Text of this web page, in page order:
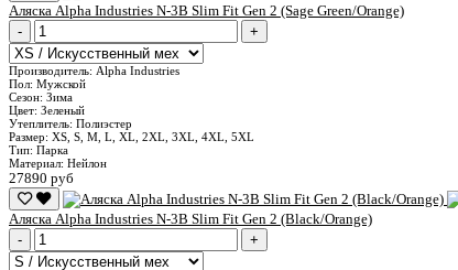
Аляска Alpha Industries N-3B Slim Fit Gen 2 (Sage Green/Orange)
-
+
Производитель: Alpha Industries
Пол: Мужской
Сезон: Зима
Цвет: Зеленый
Утеплитель: Полиэстер
Размер: XS, S, M, L, XL, 2XL, 3XL, 4XL, 5XL
Тип: Парка
Материал: Нейлон
27890 руб
Аляска Alpha Industries N-3B Slim Fit Gen 2 (Black/Orange)
-
+